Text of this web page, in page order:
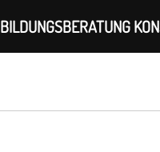
BILDUNGSBERATUNG